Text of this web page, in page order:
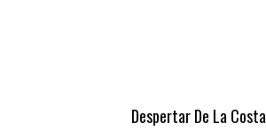
Despertar De La Costa